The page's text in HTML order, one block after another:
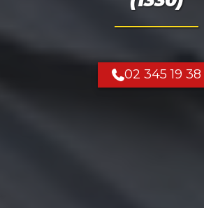
02 345 19 38